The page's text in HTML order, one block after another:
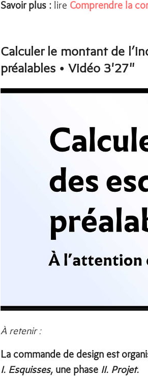
Savoir plus : lire Comprendre la
Calculer le montant de
préalables • Vidéo 3'27"
À retenir :
La commande de design est
I. Esquisses, une phase II. Projet.